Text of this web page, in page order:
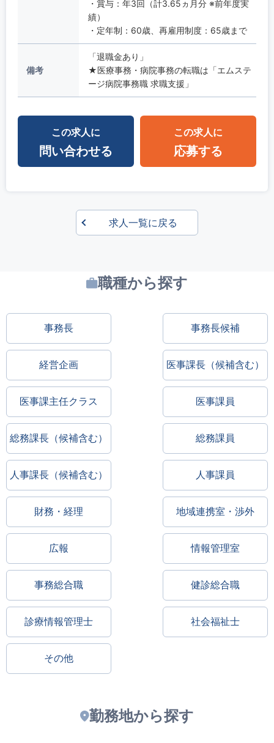
・賞与：年3回（計3.65ヵ月分 ※前年度実
績）
・定年制：60歳、再雇用制度：65歳まで
備考
「退職金あり」
★医療事務・病院事務の転職は「エムステ
ージ病院事務職 求職支援」
この求人に
問い合わせる
この求人に
応募する
求人一覧に戻る
職種から探す
事務長 事務長候補
経営企画 医事課長（候補含む）
医事課主任クラス 医事課員
総務課長（候補含む） 総務課員
人事課長（候補含む） 人事課員
財務・経理 地域連携室・渉外
広報 情報管理室
事務総合職 健診総合職
診療情報管理士 社会福祉士
その他
勤務地から探す